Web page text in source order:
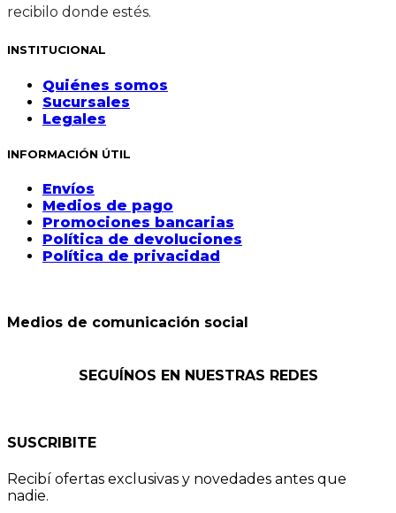
recibilo donde estés.
INSTITUCIONAL
Quiénes somos
Sucursales
Legales
INFORMACIÓN ÚTIL
Envíos
Medios de pago
Promociones bancarias
Política de devoluciones
Política de privacidad
Medios de comunicación social
SEGUÍNOS EN NUESTRAS REDES
SUSCRIBITE
Recibí ofertas exclusivas y novedades antes que
nadie.